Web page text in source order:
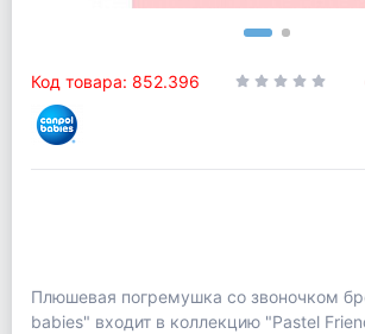
Код товара: 852.396
Плюшевая погремушка со звоночком
babies" входит в коллекцию "Pastel